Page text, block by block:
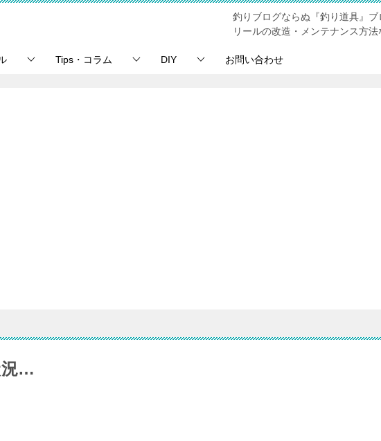
釣りブログならぬ『釣り道具』
リールの改造・メンテナンス方
Tips・コラム DIY お問い合わせ
況…